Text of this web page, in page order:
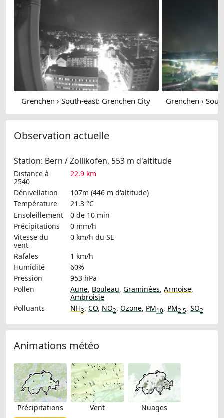
Grenchen › South-east: Grenchen City
Observation actuelle
Station: Bern / Zollikofen, 553 m d'altitude
Distance à
2540
22.9 km
Dénivellation
107m (446 m d'altitude)
Température
21.3 °C
Ensoleillement
0 de 10 min
Précipitations
0 mm/h
Vitesse du
vent
0 km/h du SE
Rafales
1 km/h
Humidité
60%
Pression
953 hPa
Pollen
Aune, Bouleau, Graminées, Armoise,
Ambroisie
Polluants
NH3, CO, NO2, Ozone, PM10, PM2.5, SO2
Animations météo
Précipitations Vent Nuages